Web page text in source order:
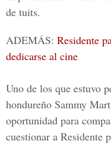
de tuits.
ADEMÁS: Residente
dedicarse al cine
Uno de los que estuvo
hondureño Sammy
oportunidad para
cuestionar a Residente